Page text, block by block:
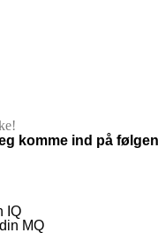
komme ind på
IQ
MQ